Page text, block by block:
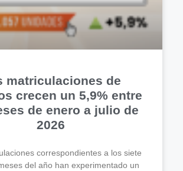
matriculaciones de
crecen un 5,9% entre
de enero a julio de
2026
correspondientes a los siete
del año han experimentado un